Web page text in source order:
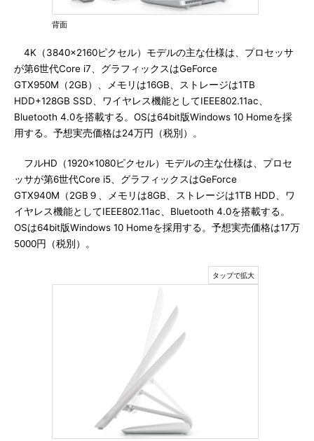
背面
4K（3840×2160ピクセル）モデルの主な仕様は、プロセッサ
が第6世代Core i7、グラフィックスはGeForce
GTX950M（2GB）、メモリは16GB、ストレージは1TB
HDD+128GB SSD、ワイヤレス機能としてIEEE802.11ac、
Bluetooth 4.0を搭載する。OSは64bit版Windows 10 Homeを採
用する。予想実売価格は24万円（税別）。
フルHD（1920×1080ピクセル）モデルの主な仕様は、プロセ
ッサが第6世代Core i5、グラフィックスはGeForce
GTX940M（2GB９、メモリは8GB、ストレージは1TB HDD、ワ
イヤレス機能としてIEEE802.11ac、Bluetooth 4.0を搭載する。
OSは64bit版Windows 10 Homeを採用する。予想実売価格は17万
5000円（税別）。